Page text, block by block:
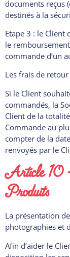
documents reçus
destinés à la
Etape 3 : le Client
le
commande d’un
Les frais de
Si le Client
commandés, la
Client de la
Commande au
compter de la
renvoyés par le
Article 10 –
Produits
La présentation
photographies et
Afin d’aider le